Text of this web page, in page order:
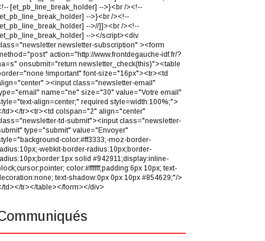
[et_pb_line_break_holder] -->}<br /><!--
-->}<br /><!--
-->//]]><br /><!--
--></script><div
newsletter-subscription" ><form
action="http://www.frontdegauche-idf.fr/?
onsubmit="return newsletter_check(this)"><table
!important" font-size="16px"><tr><td
><input class="newsletter-email"
name="ne" size="30" value="Votre email"
align=center;" required style=width:100%;">
td></tr><tr><td colspan="2" align="center"
td-submit"><input class="newsletter-
type="submit" value="Envoyer"
color:#ff3333;-moz-border-
webkit-border-radius:10px;border-
solid #942911;display:inline-
color:#ffffff;padding:6px 10px; text-
text-shadow:0px 0px 10px #854629;"/>
td></tr></table></form></div>